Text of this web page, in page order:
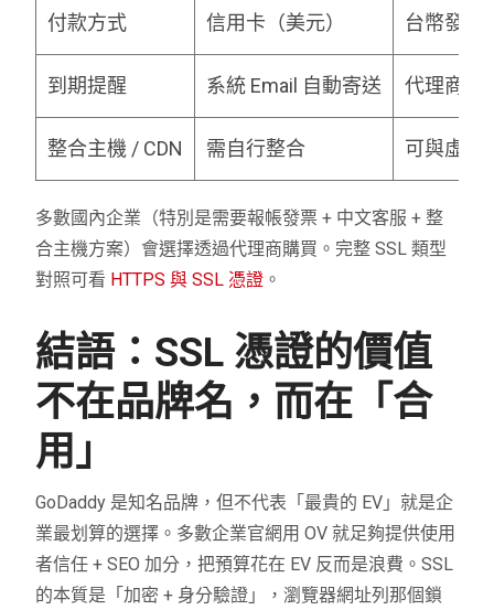
付款方式 信用卡（美元） 台幣發票
到期提醒 系統 Email 自動寄送 代理商人
整合主機 / CDN 需自行整合 可與虛擬
多數國內企業（特別是需要報帳發票 + 中文客服 + 整
合主機方案）會選擇透過代理商購買。完整 SSL 類型
對照可看 HTTPS 與 SSL 憑證 。
結語：SSL 憑證的價值
不在品牌名，而在「合
用」
GoDaddy 是知名品牌，但不代表「最貴的 EV」就是企
業最划算的選擇。多數企業官網用 OV 就足夠提供使用
者信任 + SEO 加分，把預算花在 EV 反而是浪費。SSL
的本質是「加密 + 身分驗證」，瀏覽器網址列那個鎖